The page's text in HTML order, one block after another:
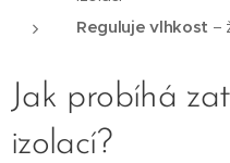
Reguluje vlhkost –
Jak probíhá
izolací?